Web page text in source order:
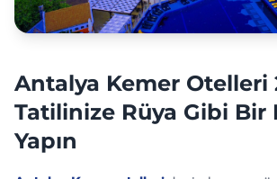
Antalya Kemer Otelleri
Tatilinize Rüya Gibi Bir
Yapın